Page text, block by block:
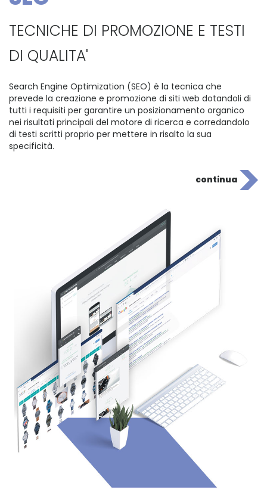
TECNICHE DI PROMOZIONE E TESTI
DI QUALITA'
Search Engine Optimization (SEO) è la tecnica che
prevede la creazione e promozione di siti web dotandoli di
tutti i requisiti per garantire un posizionamento organico
nei risultati principali del motore di ricerca e corredandolo
di testi scritti proprio per mettere in risalto la sua
specificità.
continua